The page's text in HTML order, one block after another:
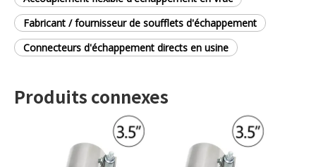
Fabricant / fournisseur de soufflets d'échappement
Connecteurs d'échappement directs en usine
Produits connexes